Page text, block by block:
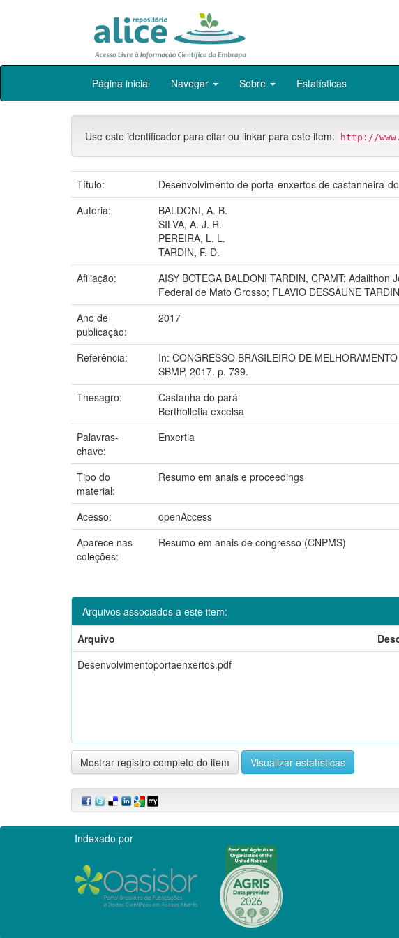
Skip
Página inicial Navegar Sobre Estatísticas
Use este identificador para citar ou linkar para este item: http://
Título:
Desenvolvimento de porta-enxertos de castanheira-
Autoria:
BALDONI, A. B.
SILVA, A. J. R.
PEREIRA, L. L.
TARDIN, F. D.
Afiliação:
AISY BOTEGA BALDONI TARDIN, CPAMT;
Federal de Mato Grosso; FLAVIO DESSAUNE
Ano de
publicação:
2017
Referência:
In: CONGRESSO BRASILEIRO DE
SBMP, 2017. p. 739.
Thesagro:
Castanha do pará
Bertholletia excelsa
Palavras-
chave:
Enxertia
Tipo do
material:
Resumo em anais e proceedings
Acesso:
openAccess
Aparece nas
coleções:
Resumo em anais de congresso (CNPMS)
Arquivos associados a este item:
Arquivo
Desenvolvimentoportaenxertos.pdf
Mostrar registro completo do item Visualizar estatísticas
Indexado por